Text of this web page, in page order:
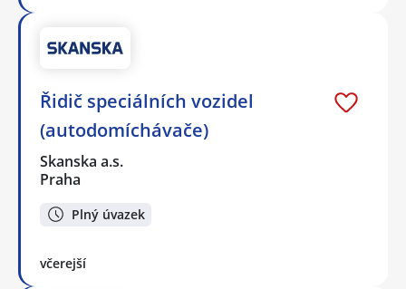
Řidič speciálních vozidel
(autodomíchávače)
Skanska a.s.
Praha
Plný úvazek
včerejší